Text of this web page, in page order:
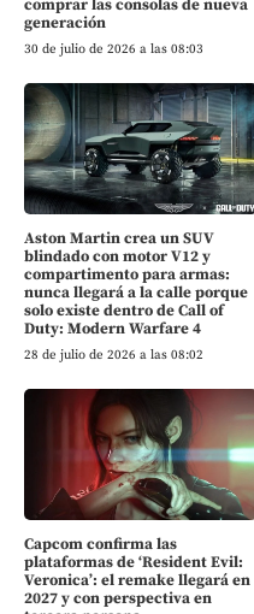
comprar las consolas de nueva
generación
30 de julio de 2026 a las 08:03
Aston Martin crea un SUV
blindado con motor V12 y
compartimento para armas:
nunca llegará a la calle porque
solo existe dentro de Call of
Duty: Modern Warfare 4
28 de julio de 2026 a las 08:02
Capcom confirma las
plataformas de ‘Resident Evil:
Veronica’: el remake llegará en
2027 y con perspectiva en